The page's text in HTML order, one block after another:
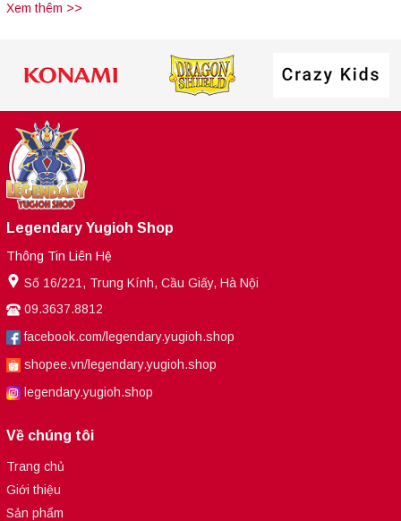
Xem thêm >>
Legendary Yugioh Shop
Thông Tin Liên Hệ
Số 16/221, Trung Kính, Cầu Giấy, Hà Nội
09.3637.8812
facebook.com/legendary.yugioh.shop
shopee.vn/legendary.yugioh.shop
legendary.yugioh.shop
Về chúng tôi
Trang chủ
Giới thiệu
Sản phẩm